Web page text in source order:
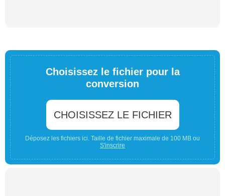
Choisissez le fichier pour la
conversion
CHOISISSEZ LE FICHIER
Déposez les fichiers ici. Taille de fichier maximale de 100 MB ou
S'inscrire